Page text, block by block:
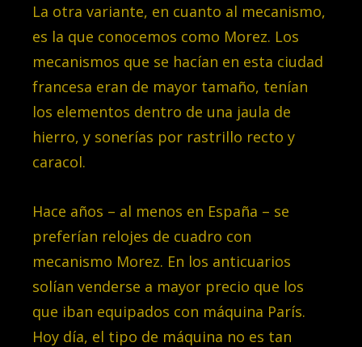
La otra variante, en cuanto al mecanismo,
es la que conocemos como Morez. Los
mecanismos que se hacían en esta ciudad
francesa eran de mayor tamaño, tenían
los elementos dentro de una jaula de
hierro, y sonerías por rastrillo recto y
caracol.
Hace años – al menos en España – se
preferían relojes de cuadro con
mecanismo Morez. En los anticuarios
solían venderse a mayor precio que los
que iban equipados con máquina París.
Hoy día, el tipo de máquina no es tan